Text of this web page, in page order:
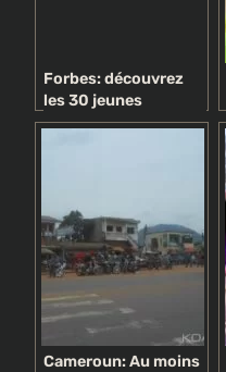
Forbes: découvrez
les 30 jeunes
entrepreneurs
Cameroun: Au moins